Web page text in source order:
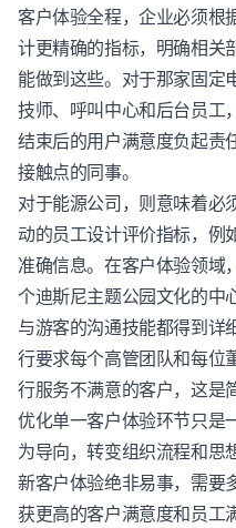
客户体验全程，企业必须根
计更精确的指标，明确相关
能做到这些。对于那家固定
技师、呼叫中心和后台员工
结束后的用户满意度负起责
接触点的同事。
对于能源公司，则意味着必
动的员工设计评价指标，例
准确信息。在客户体验领域
个迪斯尼主题公园文化的中
与游客的沟通技能都得到详
行要求每个高管团队和每位
行服务不满意的客户，这是
优化单一客户体验环节只是
为导向，转变组织流程和思
新客户体验绝非易事，需要
获更高的客户满意度和员工